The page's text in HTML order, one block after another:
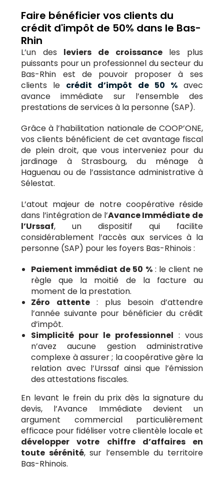
Faire bénéficier vos clients du
crédit d'impôt de 50% dans le Bas-
Rhin
L’un des leviers de croissanceles plus
puissants pour un professionnel du secteur du
Bas-Rhin est de pouvoir proposer à ses
clients le crédit d’impôt de 50 %avec
avance immédiate sur l’ensemble des
prestations de services à la personne (SAP).
Grâce à l’habilitation nationale de COOP’ONE,
vos clients bénéficient de cet avantage fiscal
de plein droit, que vous interveniez pour du
jardinage àStrasbourg, du ménage à
Haguenau ou de l’assistance administrative à
Sélestat.
L’atout majeur de notre coopérative réside
dans l’intégration de l’Avance Immédiate de
l’Urssaf, un dispositif qui facilite
considérablement l’accès aux services à la
personne (SAP) pour les foyers Bas-Rhinois :
Paiement immédiat de 50 %: le client ne
règle que la moitié de la facture au
moment de la prestation.
Zéro attente: plus besoin d’attendre
l’année suivante pour bénéficier du crédit
d’impôt.
Simplicité pour le professionnel : vous
n’avez aucune gestion administrative
complexe à assurer ; la coopérative gère la
relation avec l’Urssaf ainsi que l’émission
des attestations fiscales.
En levant le frein du prix dès la signature du
devis, l’Avance Immédiate devient un
argument commercial particulièrement
efficace pour fidéliser votre clientèle locale et
développer votre chiffre d’affaires en
toute sérénité, sur l’ensemble du territoire
Bas-Rhinois.